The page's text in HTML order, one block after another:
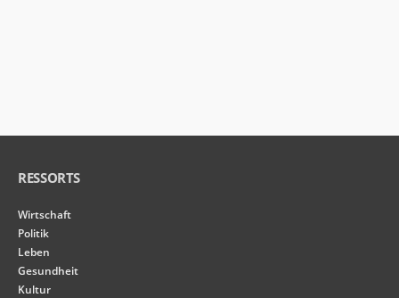
RESSORTS
Wirtschaft
Politik
Leben
Gesundheit
Kultur